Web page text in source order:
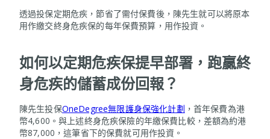
透過投保定期危疾，節省了需付保費後，陳先生就可以將原本
用作繳交終身危疾保的每年保費預算，用作投資。
如何以定期危疾保提早部署，跑贏終
身危疾的儲蓄成份回報？
陳先生投保OneDegree無限護身保強化計劃 ，首年保費為港
幣4,600。與上述終身危疾保險的年繳保費比較，差額為約港
幣87,000，這筆省下的保費就可用作投資。